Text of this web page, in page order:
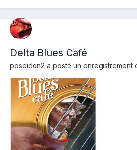
Delta Blues Café
poseidon2 a posté un enregistrement